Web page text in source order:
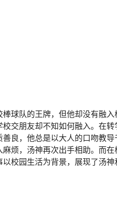
球队的王牌，但他却没有融
交朋友却不知如何融入。在
良，他总是以大人的口吻教
烦，汤神再次出手相助。而
校园生活为背景，展现了汤